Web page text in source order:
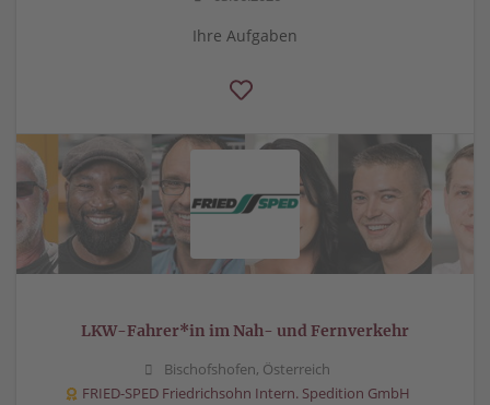
Ihre Aufgaben
LKW-Fahrer*in im Nah- und Fernverkehr
Bischofshofen, Österreich
FRIED-SPED Friedrichsohn Intern. Spedition GmbH